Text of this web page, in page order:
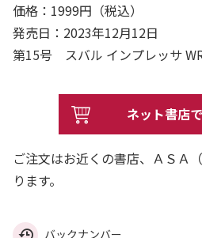
価格：1999円（税込）
発売日：2023年12月12日
第15号 スバル インプレッサ
ネット書店
ご注文はお近くの書店、ＡＳＡ
ります。
バックナンバー